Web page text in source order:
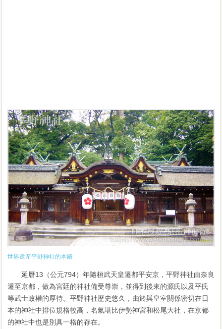
世界遺産平野神社的本殿
延曆13（公元794）年隨桓武天皇遷都平安京，平野神社由奈良
遷至京都，做為宮廷的神社備受尊崇，並得到後來的源氏以及平氏
等武士政權的厚待。平野神社歷史悠久，由於與皇室關係密切在日
本的神社中排位規格較高，名氣堪比伊勢神宮和松尾大社，在京都
的神社中也是別具一格的存在。